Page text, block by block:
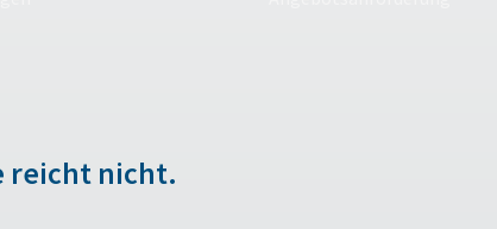
reicht nicht.